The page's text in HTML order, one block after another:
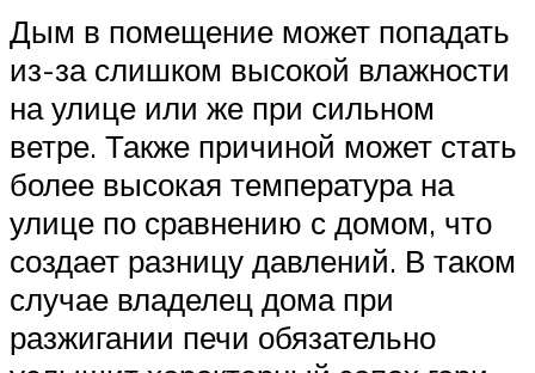
Дым в помещение может попадать
из-за слишком высокой влажности
на улице или же при сильном
ветре. Также причиной может стать
более высокая температура на
улице по сравнению с домом, что
создает разницу давлений. В таком
случае владелец дома при
разжигании печи обязательно